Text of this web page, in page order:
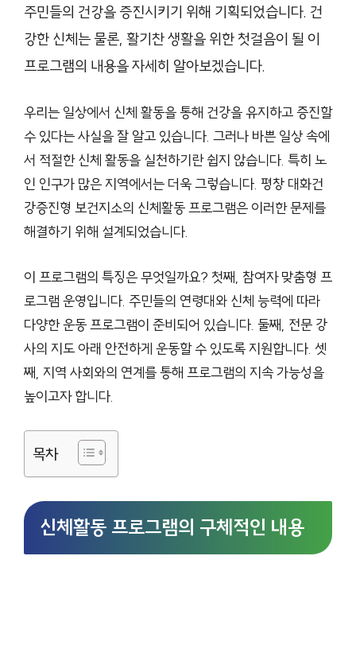
주민들의 건강을 증진시키기 위해 기획되었습니다. 건
강한 신체는 물론, 활기찬 생활을 위한 첫걸음이 될 이
프로그램의 내용을 자세히 알아보겠습니다.
우리는 일상에서 신체 활동을 통해 건강을 유지하고 증진할
수 있다는 사실을 잘 알고 있습니다. 그러나 바쁜 일상 속에
서 적절한 신체 활동을 실천하기란 쉽지 않습니다. 특히 노
인 인구가 많은 지역에서는 더욱 그렇습니다. 평창 대화건
강증진형 보건지소의 신체활동 프로그램은 이러한 문제를
해결하기 위해 설계되었습니다.
이 프로그램의 특징은 무엇일까요? 첫째, 참여자 맞춤형 프
로그램 운영입니다. 주민들의 연령대와 신체 능력에 따라
다양한 운동 프로그램이 준비되어 있습니다. 둘째, 전문 강
사의 지도 아래 안전하게 운동할 수 있도록 지원합니다. 셋
째, 지역 사회와의 연계를 통해 프로그램의 지속 가능성을
높이고자 합니다.
목차
신체활동 프로그램의 구체적인 내용